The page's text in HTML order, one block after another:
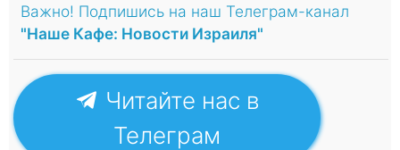
Важно! Подпишись на наш Телеграм-канал
"Наше Кафе: Новости Израиля"
Читайте нас в
Телеграм